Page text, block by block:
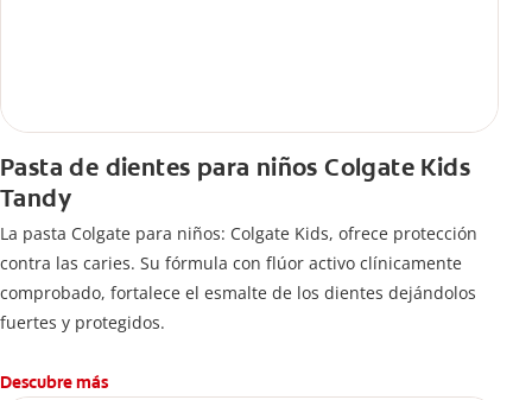
Pasta de dientes para niños Colgate Kids
Tandy
La pasta Colgate para niños: Colgate Kids, ofrece protección
contra las caries. Su fórmula con flúor activo clínicamente
comprobado, fortalece el esmalte de los dientes dejándolos
fuertes y protegidos.
Descubre más